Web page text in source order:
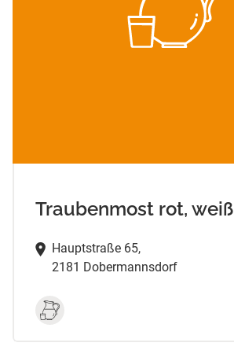
Traubenmost rot, weiß
Hauptstraße 65,
2181 Dobermannsdorf